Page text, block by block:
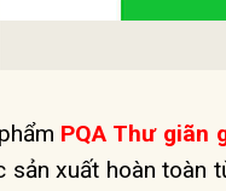
PQA Thư giãn
sản xuất hoàn toàn